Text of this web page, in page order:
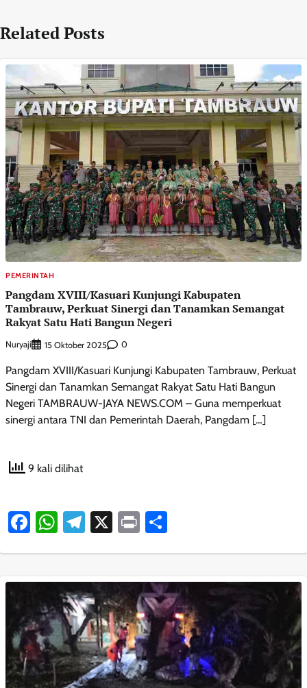
Related Posts
PEMERINTAH
Pangdam XVIII/Kasuari Kunjungi Kabupaten
Tambrauw, Perkuat Sinergi dan Tanamkan Semangat
Rakyat Satu Hati Bangun Negeri
Nuryaji 15 Oktober 2025 0
Pangdam XVIII/Kasuari Kunjungi Kabupaten Tambrauw, Perkuat
Sinergi dan Tanamkan Semangat Rakyat Satu Hati Bangun
Negeri TAMBRAUW-JAYA NEWS.COM – Guna memperkuat
sinergi antara TNI dan Pemerintah Daerah, Pangdam […]
9 kali dilihat
Facebook
WhatsApp
Telegram
X Print